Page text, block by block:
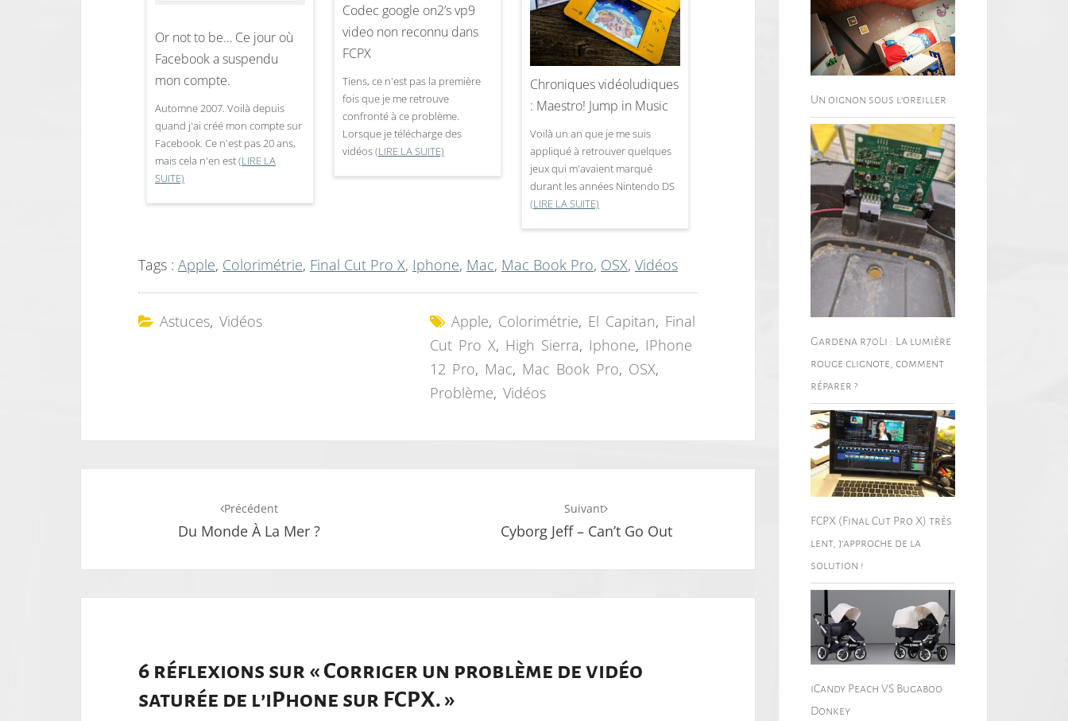
Or not to be… Ce jour où
Facebook a suspendu
mon compte.
Automne 2007. Voilà depuis
quand j'ai créé mon compte sur
Facebook. Ce n'est pas 20 ans,
mais cela n'en est(LIRE LA
SUITE)
Codec google on2’s vp9
video non reconnu dans
FCPX
Tiens, ce n'est pas la première
fois que je me retrouve
confronté à ce problème.
Lorsque je télécharge des
vidéos(LIRE LA SUITE)
Chroniques vidéoludiques
: Maestro! Jump in Music
Voilà un an que je me suis
appliqué à retrouver quelques
jeux qui m'avaient marqué
durant les années Nintendo DS
(LIRE LA SUITE)
Tags : Apple, Colorimétrie, Final Cut Pro X, Iphone, Mac, Mac Book Pro, OSX, Vidéos
Astuces, Vidéos Apple, Colorimétrie, El Capitan, Final
Cut Pro X, High Sierra, Iphone, IPhone
12 Pro, Mac, Mac Book Pro, OSX,
Problème, Vidéos
Précédent
Du Monde À La Mer ?
Suivant
Cyborg Jeff – Can’t Go Out
6 réflexions sur «Corriger un problème de vidéo
saturée de l’iPhone sur FCPX. »
Un oignon sous l’oreiller
Gardena r70Li : La lumière
rouge clignote, comment
réparer ?
FCPX (Final Cut Pro X) très
lent, j’approche de la
solution !
iCandy Peach VS Bugaboo
Donkey